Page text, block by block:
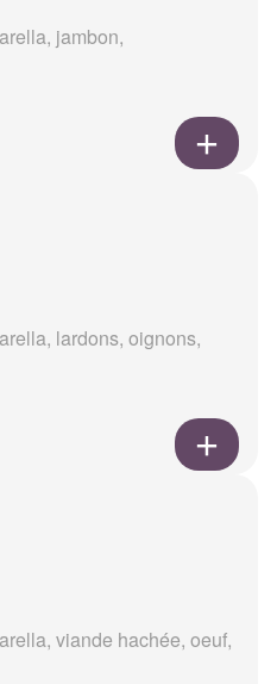
jambon,
lardons, oignons,
viande hachée, oeuf,